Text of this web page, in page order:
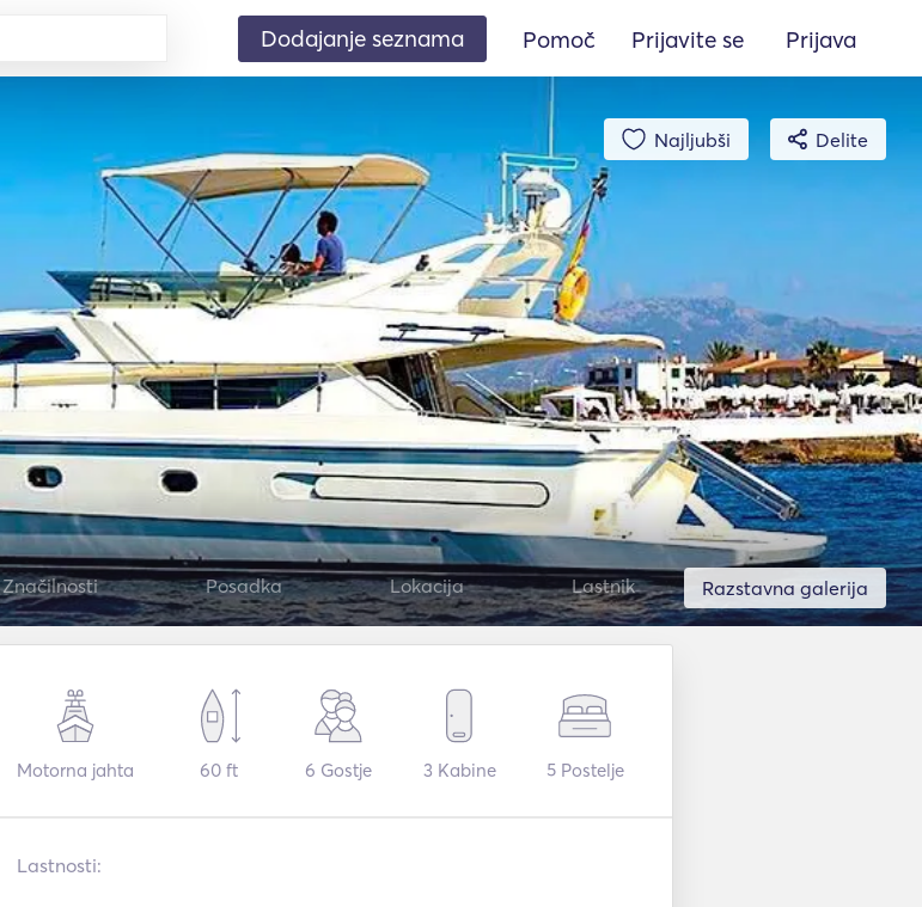
Dodajanje seznama Pomoč Prijavite se Prijava
Najljubši Delite
Razstavna galerija
Značilnosti Posadka Lokacija Lastnik
Motorna jahta 60 ft 6 Gostje 3 Kabine 5Postelje
Lastnosti: